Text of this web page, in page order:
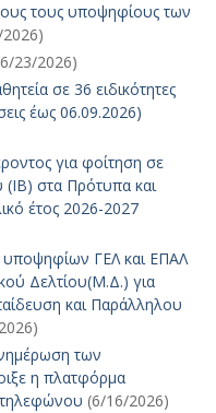
τους υποψηφίους των
23/2026)
σε 36 ειδικότητες
έως 06.09.2026)
για φοίτηση σε
(IB) στα Πρότυπα και
έτος 2026-2027
υποψηφίων ΓΕΛ και ΕΠΑΛ
Δελτίου(Μ.Δ.) για
και Παράλληλου
των
η πλατφόρμα
τηλεφώνου (6/16/2026)